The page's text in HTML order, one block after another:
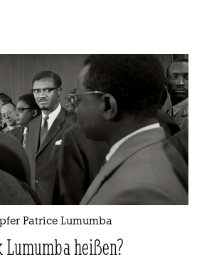
Patrice Lumumba
heißen?